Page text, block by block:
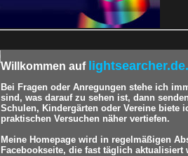
Willkommen auf lightsearcher.de.
Bei Fragen oder Anregungen stehe ich
sind, was darauf zu sehen ist, dann
Schulen, Kindergärten oder Vereine biete
praktischen Versuchen näher vertiefen.
Meine Homepage wird in regelmäßigen
Facebookseite, die fast täglich aktualisiert